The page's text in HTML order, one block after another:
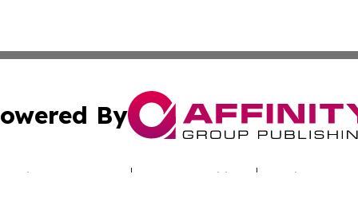
By
Submit Press Release Terms & Conditions Copyright/